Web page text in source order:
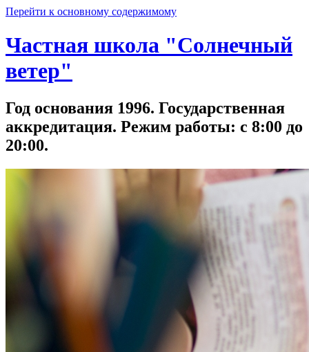
Перейти к основному содержимому
Частная школа "Солнечный
ветер"
Год основания 1996. Государственная
аккредитация. Режим работы: с 8:00 до
20:00.